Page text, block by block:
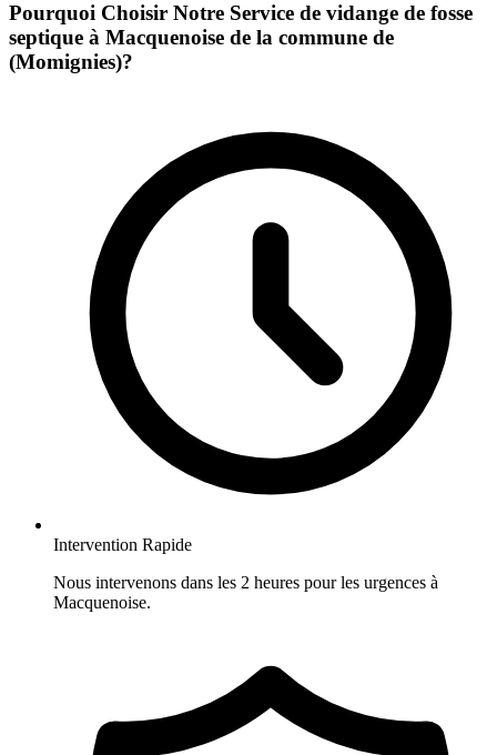
Pourquoi Choisir Notre Service de vidange de fosse
septique à Macquenoise de la commune de
(Momignies)?
Intervention Rapide
Nous intervenons dans les 2 heures pour les urgences à
Macquenoise.